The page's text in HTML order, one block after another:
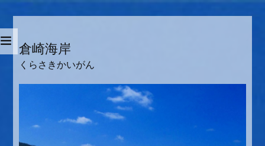
倉崎海岸
くらさきかいがん